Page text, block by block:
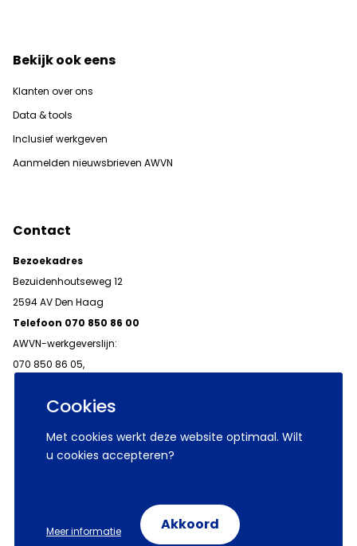
Cookies
Met cookies werkt deze website optimaal. Wilt
u cookies accepteren?
Meer informatie Akkoord
Bekijk ook eens
Klanten over ons
Data & tools
Inclusief werkgeven
Aanmelden nieuwsbrieven AWVN
Contact
Bezoekadres
Bezuidenhoutseweg 12
2594 AV Den Haag
Telefoon 070 850 86 00
AWVN-werkgeverslijn:
070 850 86 05,
© 2026 AWVN
Volg ons op: